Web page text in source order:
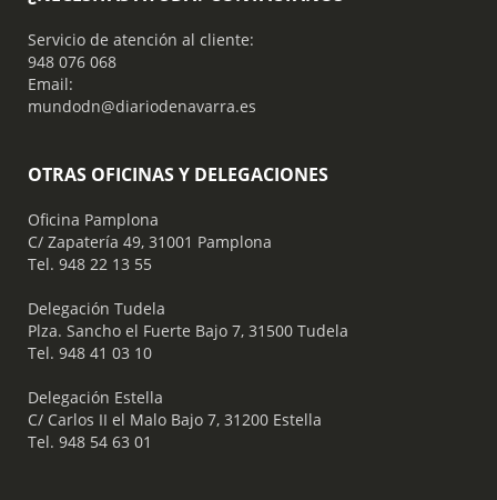
Servicio de atención al cliente:
948 076 068
Email:
mundodn@diariodenavarra.es
OTRAS OFICINAS Y DELEGACIONES
Oficina Pamplona
C/ Zapatería 49, 31001 Pamplona
Tel. 948 22 13 55
​ Delegación Tudela
Plza. Sancho el Fuerte Bajo 7, 31500 Tudela
Tel. 948 41 03 10
​ Delegación Estella
C/ Carlos II el Malo Bajo 7, 31200 Estella
Tel. 948 54 63 01